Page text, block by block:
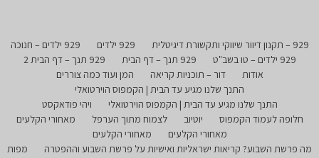
929 – תקנון דיוור שיווקי ותקשורת דיגיטלית 929 ילדים
929 ילדים – חנוכה
929 ילדים – טו בשב"ט
929 תנך – דף הבית
929 תנך – דף הבית 2
אודות
דור – תוכניות קריאה
המן ועוד כמה צוררים
התנך שלנו מגיע עד הבית | הקמפוס הוירטואלי
התנך שלנו מגיע עד הבית | הקמפוס הוירטואלי
ויהי פודאקסט
חלופה לעמוד הקמפוס
יוטיוב לצמוח מתוך הערפל
מאחורי הקלעים
מאחורי הקלעים
מאחורי הקלעים
מה פרשת השבוע? קריאות ישראליות ואישיות על פרשת השבוע וההפטרה
מפות